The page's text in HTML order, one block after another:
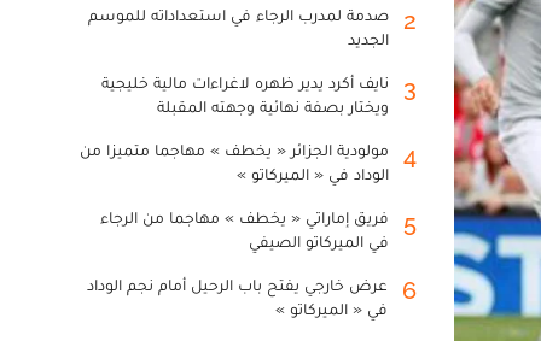
2
صدمة لمدرب الرجاء في استعداداته للموسم
الجديد
3
نايف أكرد يدير ظهره لاغراءات مالية خليجية
ويختار بصفة نهائية وجهته المقبلة
4
مولودية الجزائر « يخطف » مهاجما متميزا من
الوداد في « الميركاتو »
5
فريق إماراتي « يخطف » مهاجما من الرجاء
في الميركاتو الصيفي
6
عرض خارجي يفتح باب الرحيل أمام نجم الوداد
في « الميركاتو »